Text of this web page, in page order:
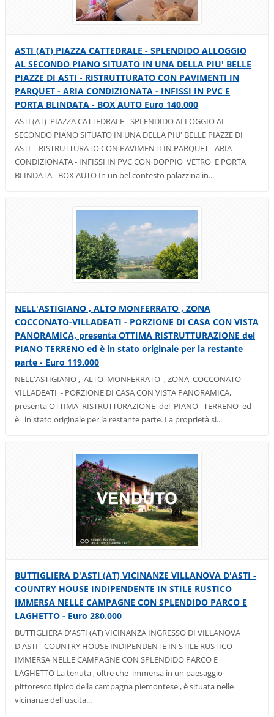
ASTI (AT) PIAZZA CATTEDRALE - SPLENDIDO ALLOGGIO
AL SECONDO PIANO SITUATO IN UNA DELLA PIU' BELLE
PIAZZE DI ASTI - RISTRUTTURATO CON PAVIMENTI IN
PARQUET - ARIA CONDIZIONATA - INFISSI IN PVC E
PORTA BLINDATA - BOX AUTO Euro 140.000
ASTI (AT) PIAZZA CATTEDRALE - SPLENDIDO ALLOGGIO AL
SECONDO PIANO SITUATO IN UNA DELLA PIU' BELLE PIAZZE DI
ASTI - RISTRUTTURATO CON PAVIMENTI IN PARQUET - ARIA
CONDIZIONATA - INFISSI IN PVC CON DOPPIO VETRO E PORTA
BLINDATA - BOX AUTO In un bel contesto palazzina in...
NELL'ASTIGIANO , ALTO MONFERRATO , ZONA
COCCONATO-VILLADEATI - PORZIONE DI CASA CON VISTA
PANORAMICA, presenta OTTIMA RISTRUTTURAZIONE del
PIANO TERRENO ed è in stato originale per la restante
parte - Euro 119.000
NELL'ASTIGIANO , ALTO MONFERRATO , ZONA COCCONATO-
VILLADEATI - PORZIONE DI CASA CON VISTA PANORAMICA,
presenta OTTIMA RISTRUTTURAZIONE del PIANO TERRENO ed
è in stato originale per la restante parte. La proprietà si...
BUTTIGLIERA D'ASTI (AT) VICINANZE VILLANOVA D'ASTI -
COUNTRY HOUSE INDIPENDENTE IN STILE RUSTICO
IMMERSA NELLE CAMPAGNE CON SPLENDIDO PARCO E
LAGHETTO - Euro 280.000
BUTTIGLIERA D'ASTI (AT) VICINANZA INGRESSO DI VILLANOVA
D'ASTI - COUNTRY HOUSE INDIPENDENTE IN STILE RUSTICO
IMMERSA NELLE CAMPAGNE CON SPLENDIDO PARCO E
LAGHETTO La tenuta , oltre che immersa in un paesaggio
pittoresco tipico della campagna piemontese , è situata nelle
vicinanze dell'uscita...